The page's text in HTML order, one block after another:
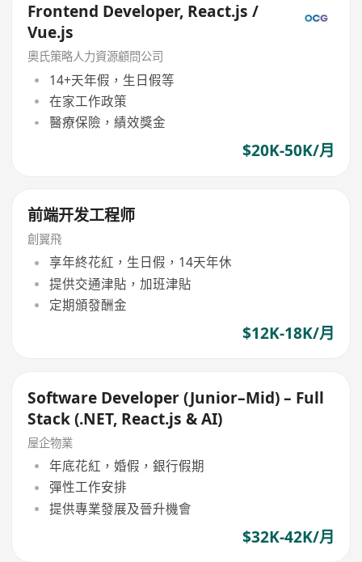
Frontend Developer, React.js /
Vue.js
奧氏策略人力資源顧問公司
14+天年假，生日假等
在家工作政策
醫療保險，績效獎金
$20K-50K/月
前端开发工程师
創翼飛
享年終花紅，生日假，14天年休
提供交通津貼，加班津貼
定期頒發酬金
$12K-18K/月
Software Developer (Junior–Mid) – Full
Stack (.NET, React.js & AI)
屋企物業
年底花紅，婚假，銀行假期
彈性工作安排
提供專業發展及晉升機會
$32K-42K/月